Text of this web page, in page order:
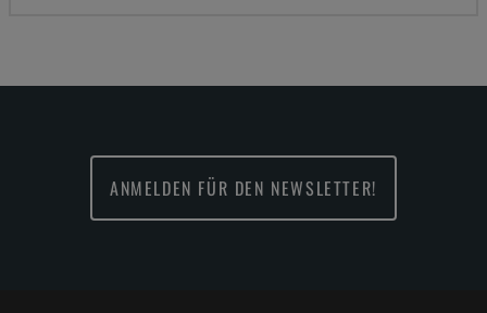
ANMELDEN FÜR DEN NEWSLETTER!